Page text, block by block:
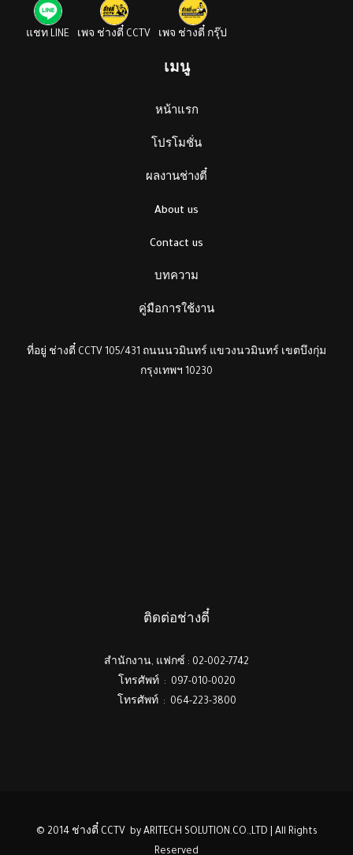
แชท LINE เพจ ช่างตี๋ CCTV เพจ ช่างตี๋ กรุ๊ป
เมนู
หน้าแรก
โปรโมชั่น
ผลงานช่างตี๋
About us
Contact us
บทความ
คู่มือการใช้งาน
ที่อยู่ ช่างตี๋ CCTV 105/431 ถนนนวมินทร์ แขวงนวมินทร์ เขตบึงกุ่ม
กรุงเทพฯ 10230
ติดต่อช่างตี๋
สำนักงาน, แฟกซ์ : 02-002-7742
โทรศัพท์ : 097-010-0020
โทรศัพท์ : 064-223-3800
© 2014 ช่างตี๋ CCTV by ARITECH SOLUTION.CO.,LTD | All Rights
Reserved